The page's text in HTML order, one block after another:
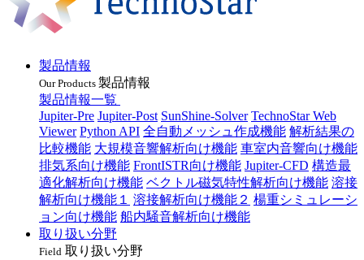
製品情報
Our Products 製品情報
製品情報一覧
Jupiter-Pre Jupiter-Post SunShine-Solver TechnoStar Web
Viewer Python API 全自動メッシュ作成機能 解析結果の
比較機能 大規模音響解析向け機能 車室内音響向け機能
排気系向け機能 FrontISTR向け機能 Jupiter-CFD 構造最
適化解析向け機能 ベクトル磁気特性解析向け機能 溶接
解析向け機能１
溶接解析向け機能２ 楊重シミュレーシ
ョン向け機能 船内騒音解析向け機能
取り扱い分野
Field 取り扱い分野